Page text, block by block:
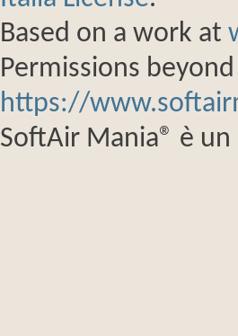
Based on a work at
Permissions
https://
SoftAir Mania® è